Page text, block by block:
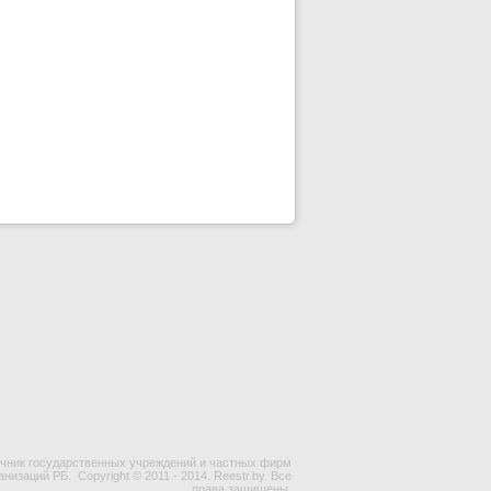
государственных учреждений и частных фирм
РБ.
Copyright © 2011 - 2014. Reestr.by. Все